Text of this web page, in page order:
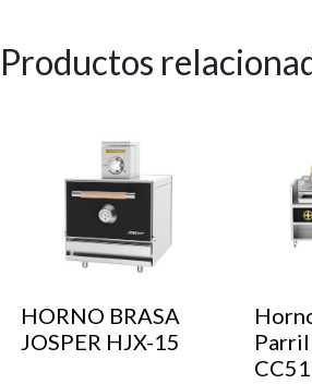
Productos
HORNO BRASA
JOSPER HJX-15